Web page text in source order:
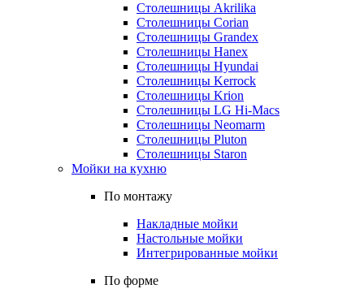
Столешницы Akrilika
Столешницы Corian
Столешницы Grandex
Столешницы Hanex
Столешницы Hyundai
Столешницы Kerrock
Столешницы Krion
Столешницы LG Hi-Macs
Столешницы Neomarm
Столешницы Pluton
Столешницы Staron
Мойки на кухню
По монтажу
Накладные мойки
Настольные мойки
Интегрированные мойки
По форме